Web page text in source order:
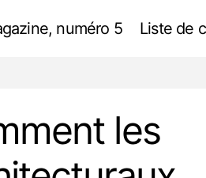
numéro 5 Liste de
les